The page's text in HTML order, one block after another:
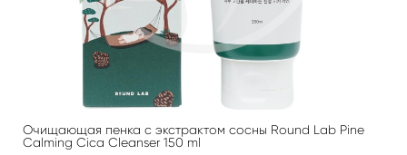
Очищающая пенка с экстрактом сосны Round Lab Pine
Calming Cica Cleanser 150 ml